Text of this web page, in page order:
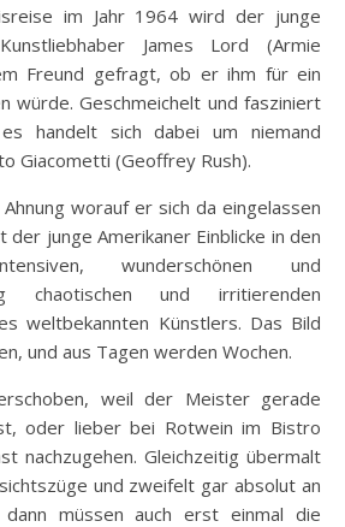
im Jahr 1964 wird der junge
James Lord (Armie
Freund gefragt, ob er ihm für ein
würde. Geschmeichelt und fasziniert
handelt sich dabei um niemand
Giacometti (Geoffrey Rush).
worauf er sich da eingelassen
der junge Amerikaner Einblicke in den
wunderschönen und
chaotischen und irritierenden
weltbekannten Künstlers. Das Bild
und aus Tagen werden Wochen.
weil der Meister gerade
oder lieber bei Rotwein im Bistro
nachzugehen. Gleichzeitig übermalt
und zweifelt gar absolut an
müssen auch erst einmal die